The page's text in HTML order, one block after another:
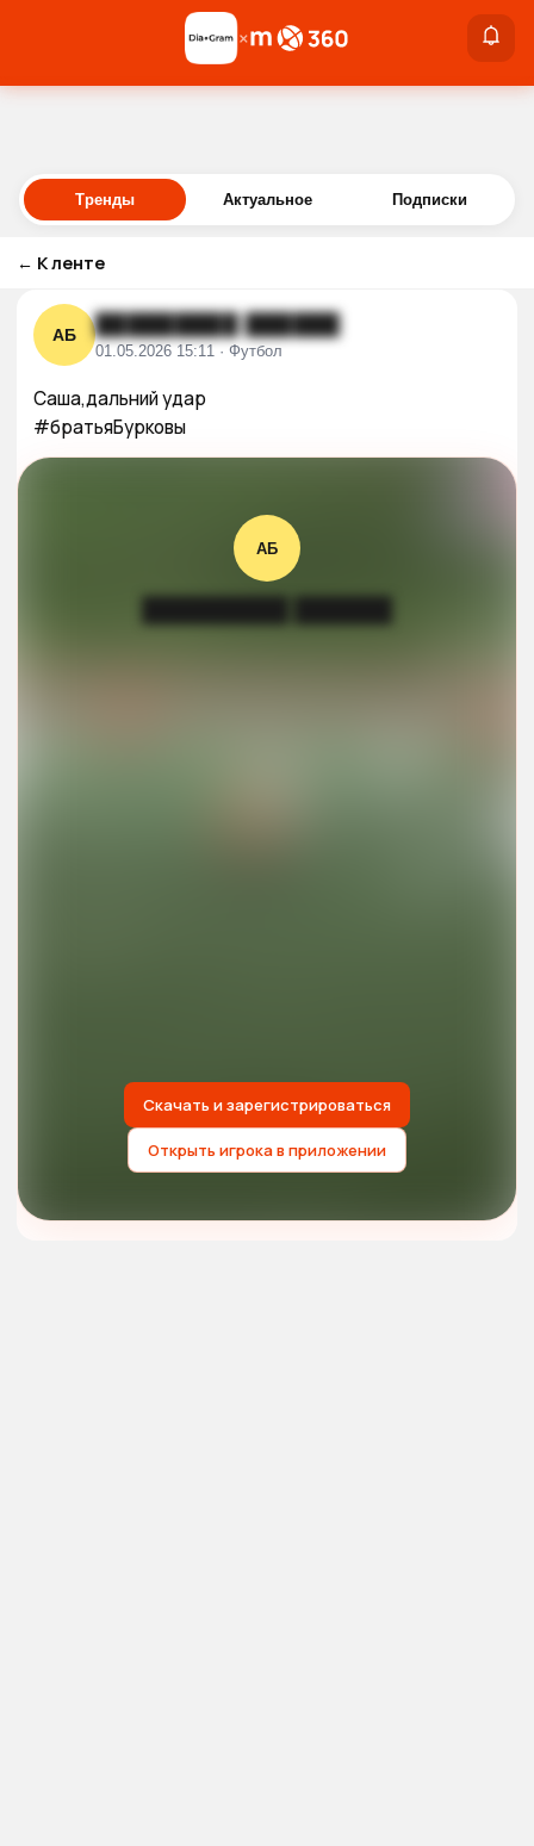
Войти
×
Тренды Актуальное Подписки
← К ленте
АБ █████████ ██████
01.05.2026 15:11 · Футбол
Саша,дальний удар
#братьяБурковы
АБ
Скачать и зарегистрироваться
Открыть игрока в приложении